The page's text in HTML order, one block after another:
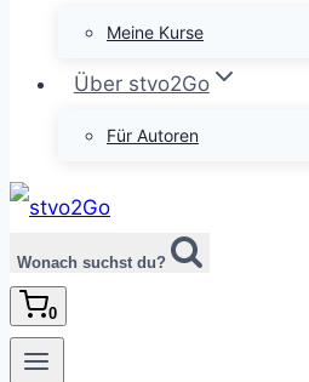
Meine Kurse
Über stvo2Go
Für Autoren
Wonach suchst du?
0